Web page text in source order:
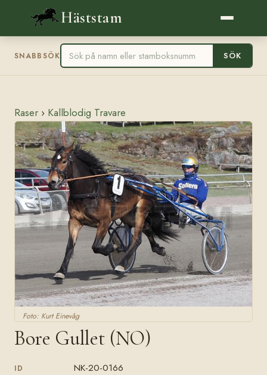
Häststam
SNABBSÖK SÖK
Raser › Kallblodig Travare
Foto: Kurt Einevåg
Bore Gullet (NO)
ID NK-20-0166